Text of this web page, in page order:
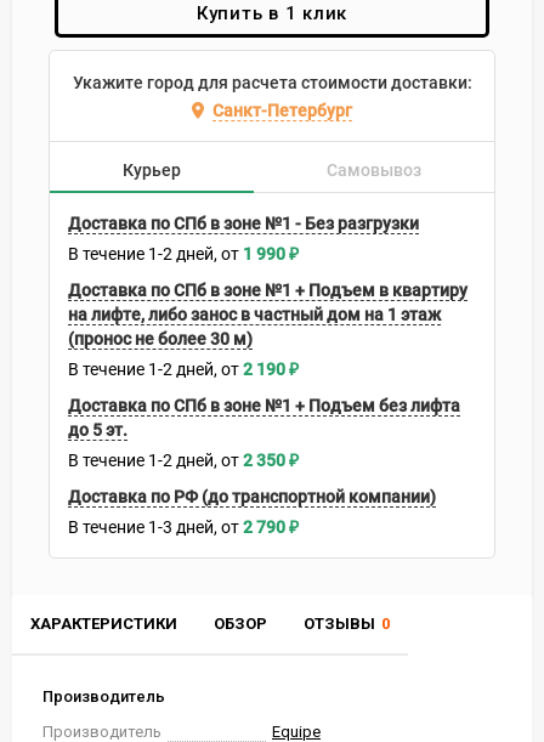
ХАРАКТЕРИСТИКИ ОБЗОР ОТЗЫВЫ 0
Производитель
Производитель
Equipe
Купить в 1 клик
Укажите город для расчета стоимости доставки:
Санкт-Петербург
Курьер Самовывоз
Доставка по СПб в зоне №1 - Без разгрузки
В течение 1-2 дней 1 990₽
Доставка по СПб в зоне №1 + Подъем в квартиру
на лифте, либо занос в частный дом на 1 этаж
(пронос не более 30 м)
В течение 1-2 дней 2 190₽
Доставка по СПб в зоне №1 + Подъем без лифта
до 5 эт.
В течение 1-2 дней 2 350₽
Доставка по РФ (до транспортной компании)
В течение 1-3 дней 2 790₽